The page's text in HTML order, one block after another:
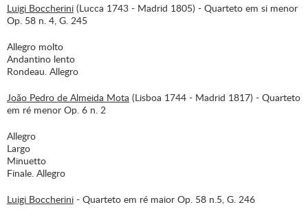
Luigi Boccherini (Lucca 1743 - Madrid 1805) - Quarteto em si menor
Op. 58 n. 4, G. 245
Allegro molto
Andantino lento
Rondeau. Allegro
João Pedro de Almeida Mota (Lisboa 1744 - Madrid 1817) - Quarteto
em ré menor Op. 6 n. 2
Allegro
Largo
Minuetto
Finale. Allegro
Luigi Boccherini - Quarteto em ré maior Op. 58 n.5, G. 246